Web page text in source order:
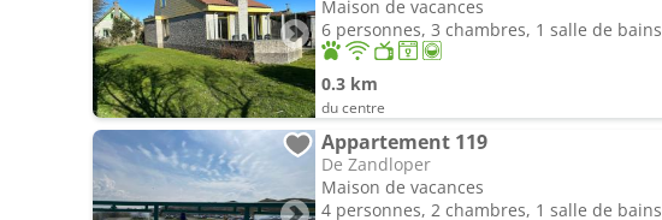
Maison de vacances
6 personnes, 3 chambres, 1 salle de bains
0.3 km
du centre
Appartement 119
De Zandloper
Maison de vacances
4 personnes, 2 chambres, 1 salle de bains